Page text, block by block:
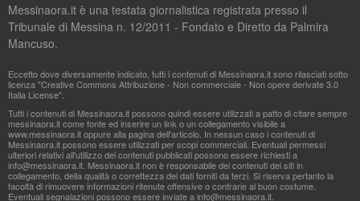
Messinaora.it è una testata giornalistica registrata presso il
Tribunale di Messina n. 12/2011 - Fondato e Diretto da Palmira
Mancuso.
Eccetto dove diversamente indicato, tutti i contenuti di Messinaora.it sono rilasciati sotto
licenza "Creative Commons Attribuzione - Non commerciale - Non opere derivate 3.0
Italia License".
Tutti i contenuti di Messinaora.it possono quindi essere utilizzati a patto di citare sempre
messinaora.it come fonte ed inserire un link o un collegamento visibile a
www.messinaora.it oppure alla pagina dell'articolo. In nessun caso i contenuti di
Messinaora.it possono essere utilizzati per scopi commerciali. Eventuali permessi
ulteriori relativi all'utilizzo dei contenuti pubblicati possono essere richiesti a
info@messinaora.it . Messinaora.it non è responsabile dei contenuti dei siti in
collegamento, della qualità o correttezza dei dati forniti da terzi. Si riserva pertanto la
facoltà di rimuovere informazioni ritenute offensive o contrarie al buon costume.
Eventuali segnalazioni possono essere inviate ainfo@messinaora.it